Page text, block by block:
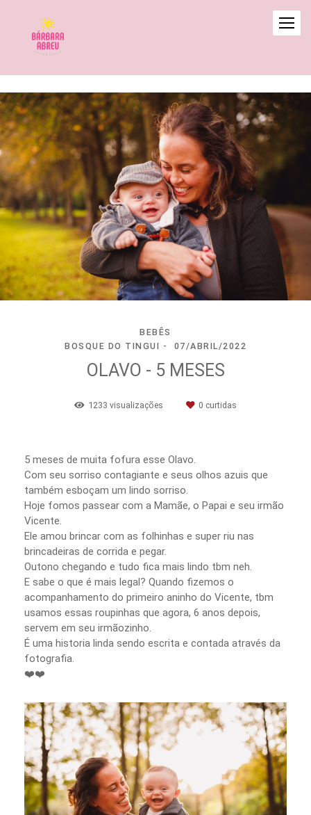
BEBÊS
BOSQUE DO TINGUI
07/ABRIL/2022
OLAVO - 5 MESES
1233 visualizações 0 curtidas
5 meses de muita fofura esse Olavo.
Com seu sorriso contagiante e seus olhos azuis que
também esboçam um lindo sorriso.
Hoje fomos passear com a Mamãe, o Papai e seu irmão
Vicente.
Ele amou brincar com as folhinhas e super riu nas
brincadeiras de corrida e pegar.
Outono chegando e tudo fica mais lindo tbm neh.
E sabe o que é mais legal? Quando fizemos o
acompanhamento do primeiro aninho do Vicente, tbm
usamos essas roupinhas que agora, 6 anos depois,
servem em seu irmãozinho.
É uma historia linda sendo escrita e contada através da
fotografia.
❤️❤️